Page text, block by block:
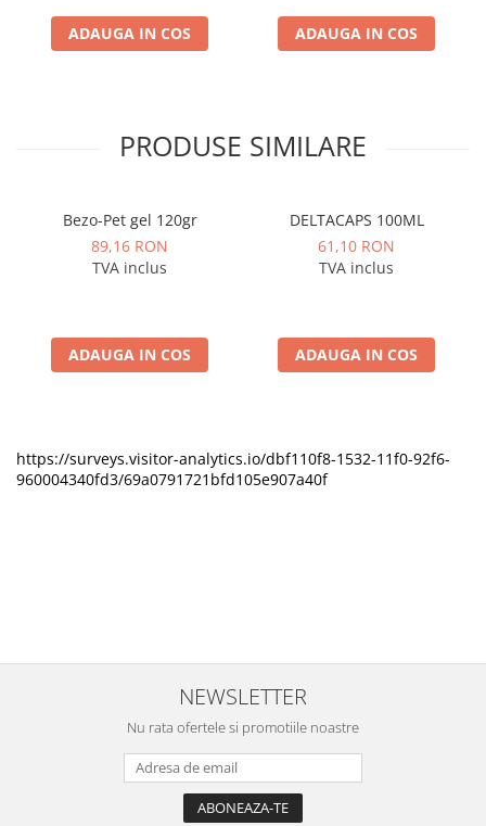
ADAUGA IN COS ADAUGA IN COS
PRODUSE SIMILARE
Bezo-Pet gel 120gr
89,16 RON
TVA inclus
ADAUGA IN COS
DELTACAPS 100ML
61,10 RON
TVA inclus
ADAUGA IN COS
https://surveys.visitor-analytics.io/dbf110f8-1532-11f0-92f6-
960004340fd3/69a0791721bfd105e907a40f
NEWSLETTER
Nu rata ofertele si promotiile noastre